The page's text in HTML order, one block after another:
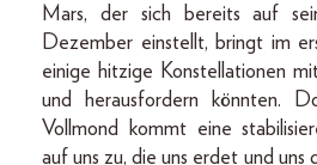
Mars, der sich bereits auf
Dezember einstellt, bringt im
einige hitzige Konstellationen
und herausfordern könnten.
Vollmond kommt eine
auf uns zu, die uns erdet und uns